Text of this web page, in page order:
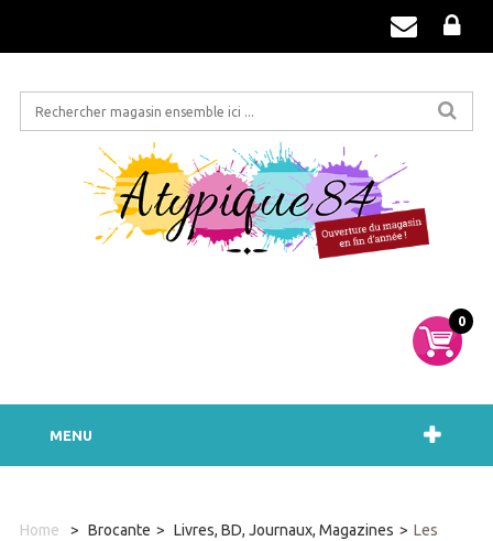
0
MENU
Home > Brocante > Livres, BD, Journaux, Magazines > Les